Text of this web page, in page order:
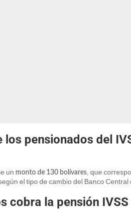
los pensionados del
un monto de 130 bolívares, que
el tipo de cambio del Banco Central
cobra la pensión